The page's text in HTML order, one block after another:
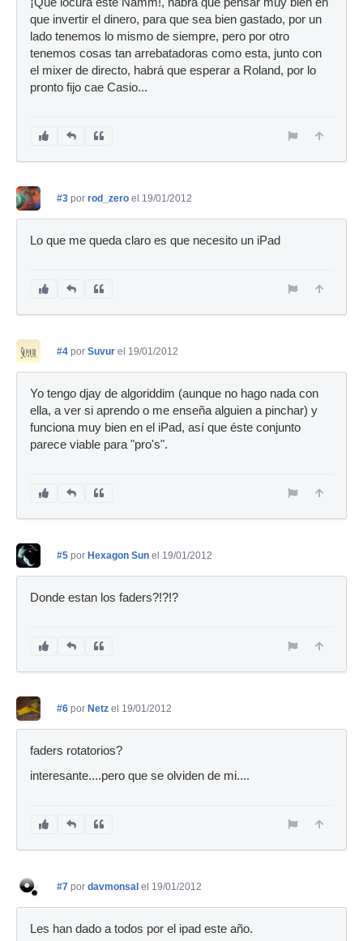
que invertir el dinero, para que sea bien gastado, por un
lado tenemos lo mismo de siempre, pero por otro
tenemos cosas tan arrebatadoras como esta, junto con
el mixer de directo, habrá que esperar a Roland, por lo
pronto fijo cae Casio...
#3 por rod_zero el 19/01/2012
Lo que me queda claro es que necesito un iPad
#4 por Suvur el 19/01/2012
Yo tengo djay de algoriddim (aunque no hago nada con
ella, a ver si aprendo o me enseña alguien a pinchar) y
funciona muy bien en el iPad, así que éste conjunto
parece viable para "pro's".
#5 por Hexagon Sun el 19/01/2012
Donde estan los faders?!?!?
#6 por Netz el 19/01/2012
faders rotatorios?
interesante....pero que se olviden de mi....
#7 por davmonsal el 19/01/2012
Les han dado a todos por el ipad este año.